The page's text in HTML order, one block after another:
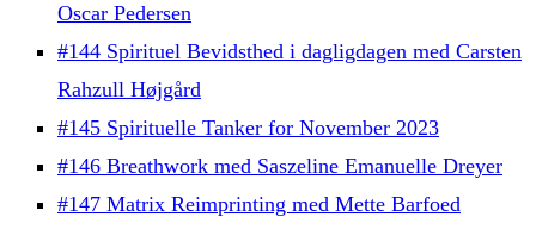
Oscar Pedersen
#144 Spirituel Bevidsthed i dagligdagen med Carsten
Rahzull Højgård
#145 Spirituelle Tanker for November 2023
#146 Breathwork med Saszeline Emanuelle Dreyer
#147 Matrix Reimprinting med Mette Barfoed